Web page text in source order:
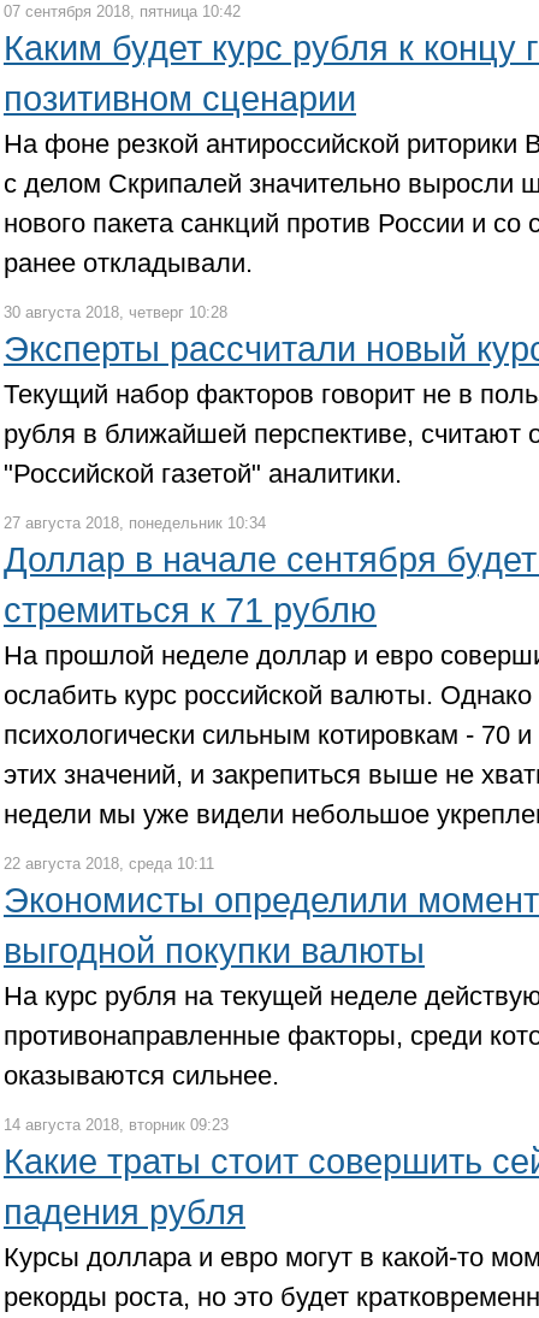
07 сентября 2018, пятница 10:42
Каким будет курс рубля к концу
позитивном сценарии
На фоне резкой антироссийской риторики
с делом Скрипалей значительно выросли
нового пакета санкций против России и
ранее откладывали.
30 августа 2018, четверг 10:28
Эксперты рассчитали новый
Текущий набор факторов говорит не в
рубля в ближайшей перспективе, считают
"Российской газетой" аналитики.
27 августа 2018, понедельник 10:34
Доллар в начале сентября
стремиться к 71 рублю
На прошлой неделе доллар и евро
ослабить курс российской валюты. Однако
психологически сильным котировкам - 70
этих значений, и закрепиться выше не
недели мы уже видели небольшое
22 августа 2018, среда 10:11
Экономисты определили
выгодной покупки валюты
На курс рубля на текущей неделе
противонаправленные факторы, среди
оказываются сильнее.
14 августа 2018, вторник 09:23
Какие траты стоит совершить
падения рубля
Курсы доллара и евро могут в какой-то
рекорды роста, но это будет